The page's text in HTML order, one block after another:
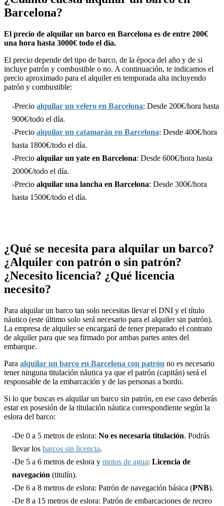
Barcelona?
El precio de alquilar un barco en Barcelona es de entre 200€
una hora hasta 3000€ todo el día.
El precio depende del tipo de barco, de la época del año y de si
incluye patrón y combustible o no. A continuación, te indicamos el
precio aproximado para el alquiler en temporada alta incluyendo
patrón y combustible:
-Precio alquilar un velero en Barcelona: Desde 200€/hora hasta
900€/todo el día.
-Precio alquilar un catamarán en Barcelona: Desde 400€/hora
hasta 1800€/todo el día.
-Precio alquilar un yate en Barcelona: Desde 600€/hora hasta
2000€/todo el día.
-Precio alquilar una lancha en Barcelona: Desde 300€/hora
hasta 1500€/todo el día.
¿Qué se necesita para alquilar un barco?
¿Alquiler con patrón o sin patrón?
¿Necesito licencia? ¿Qué licencia
necesito?
Para alquilar un barco tan solo necesitas llevar el DNI y el título
náutico (este último solo será necesario para el alquiler sin patrón).
La empresa de alquiler se encargará de tener preparado el contrato
de alquiler para que sea firmado por ambas partes antes del
embarque.
Para alquilar un barco en Barcelona con patrón no es necesario
tener ninguna titulación náutica ya que el patrón (capitán) será el
responsable de la embarcación y de las personas a bordo.
Si lo que buscas es alquilar un barco sin patrón, en ese caso deberás
estar en posesión de la titulación náutica correspondiente según la
eslora del barco:
-De 0 a 5 metros de eslora: No es necesaria titulación. Podrás
llevar los barcos sin licencia.
-De 5 a 6 metros de eslora y motos de agua: Licencia de
navegación (titulín).
-De 6 a 8 metros de eslora: Patrón de navegación básica (PNB).
-De 8 a 15 metros de eslora: Patrón de embarcaciones de recreo